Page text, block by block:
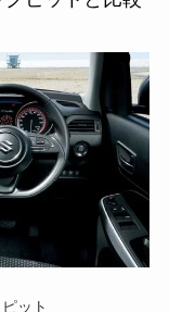
ット